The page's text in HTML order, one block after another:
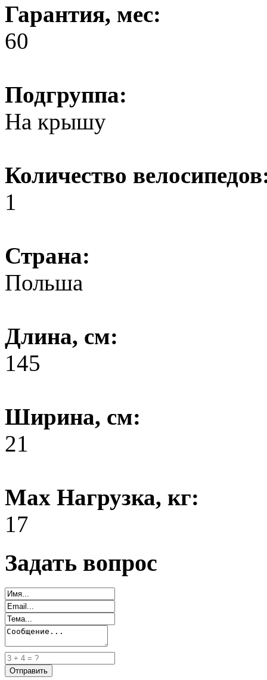
Гарантия, мес:
60
Подгруппа:
На крышу
Количество
1
Страна:
Польша
Длина, см:
145
Ширина, см:
21
Max Нагрузка, кг:
17
Задать вопрос